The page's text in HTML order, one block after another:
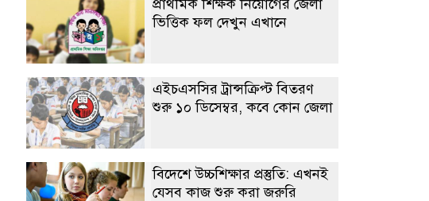
প্রাথমিক শিক্ষক নিয়োগের জেলা
ভিত্তিক ফল দেখুন এখানে
এইচএসসির ট্রান্সক্রিপ্ট বিতরণ
শুরু ১০ ডিসেম্বর, কবে কোন জেলা
বিদেশে উচ্চশিক্ষার প্রস্তুতি: এখনই
যেসব কাজ শুরু করা জরুরি